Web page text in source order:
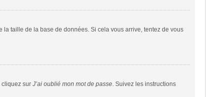
taille de la base de données. Si cela vous arrive, tentez de vous
cliquez sur J’ai oublié mon mot de passe. Suivez les instructions